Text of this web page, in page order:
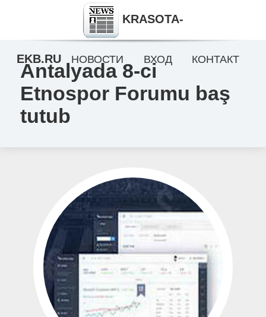
Antalyada 8-ci
Etnospor Forumu baş
tutub
KRASOTA-
EKB.RU НОВОСТИ ВХОД КОНТАКТ